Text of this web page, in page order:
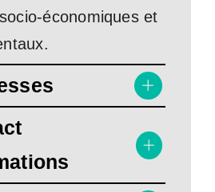
économiques et